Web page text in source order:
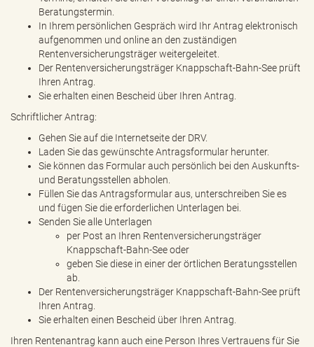
Beratungstermin.
In Ihrem persönlichen Gespräch wird Ihr Antrag elektronisch
aufgenommen und online an den zuständigen
Rentenversicherungsträger weitergeleitet.
Der Rentenversicherungsträger Knappschaft-Bahn-See prüft
Ihren Antrag.
Sie erhalten einen Bescheid über Ihren Antrag.
Schriftlicher Antrag:
Gehen Sie auf die Internetseite der DRV.
Laden Sie das gewünschte Antragsformular herunter.
Sie können das Formular auch persönlich bei den Auskunfts-
und Beratungsstellen abholen.
Füllen Sie das Antragsformular aus, unterschreiben Sie es
und fügen Sie die erforderlichen Unterlagen bei.
Senden Sie alle Unterlagen
per Post an Ihren Rentenversicherungsträger
Knappschaft-Bahn-See oder
geben Sie diese in einer der örtlichen Beratungsstellen
ab.
Der Rentenversicherungsträger Knappschaft-Bahn-See prüft
Ihren Antrag.
Sie erhalten einen Bescheid über Ihren Antrag.
Ihren Rentenantrag kann auch eine Person Ihres Vertrauens für Sie